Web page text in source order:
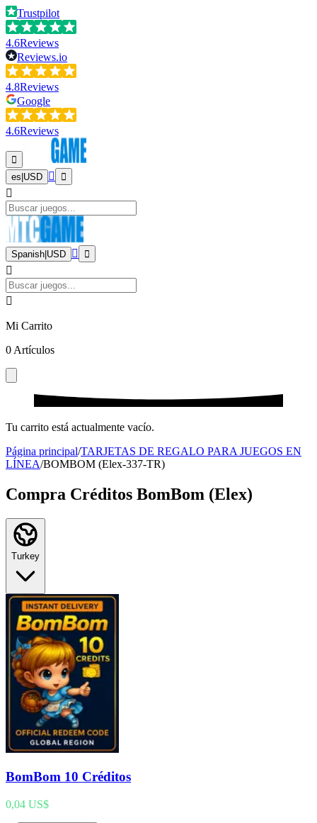
Trustpilot
4.6Reviews
Reviews.io
4.8Reviews
Google
4.6Reviews
es USD
Spanish USD
Mi Carrito
0 Artículos
Tu carrito está actualmente vacío.
Página principal/TARJETAS DE REGALO PARA JUEGOS EN
LÍNEA/BOMBOM (Elex-337-TR)
Compra Créditos BomBom (Elex)
Turkey
BomBom 10 Créditos
0,04 US$